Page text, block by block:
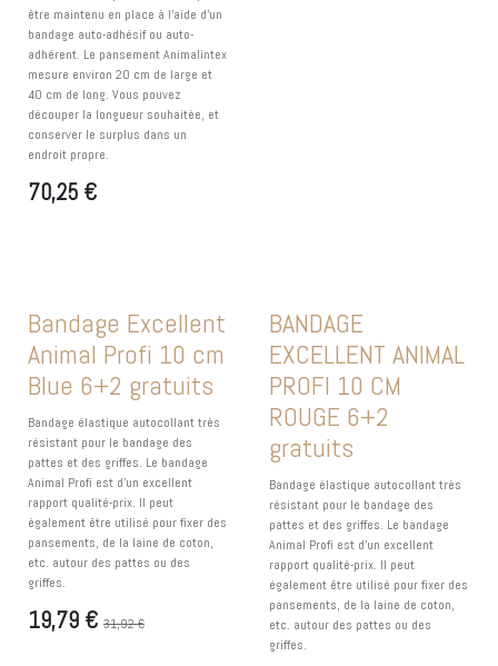
être maintenu en place à l’aide d’un
bandage auto-adhésif ou auto-
adhérent. Le pansement Animalintex
mesure environ 20 cm de large et
40 cm de long. Vous pouvez
découper la longueur souhaitée, et
conserver le surplus dans un
endroit propre.
70,25 €
EXCLU WEB !
Bandage Excellent
Animal Profi 10 cm
Blue 6+2 gratuits
Bandage élastique autocollant très
résistant pour le bandage des
pattes et des griffes. Le bandage
Animal Profi est d'un excellent
rapport qualité-prix. Il peut
également être utilisé pour fixer des
pansements, de la laine de coton,
etc. autour des pattes ou des
griffes.
19,79 € 31,92€
EXCLU WEB !
BANDAGE
EXCELLENT ANIMAL
PROFI 10 CM
ROUGE 6+2
gratuits
Bandage élastique autocollant très
résistant pour le bandage des
pattes et des griffes. Le bandage
Animal Profi est d'un excellent
rapport qualité-prix. Il peut
également être utilisé pour fixer des
pansements, de la laine de coton,
etc. autour des pattes ou des
griffes.